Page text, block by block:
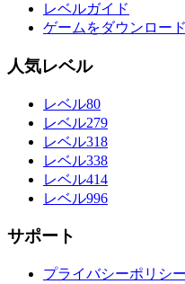
レベルガイド
ゲームをダウンロード
人気レベル
レベル80
レベル279
レベル318
レベル338
レベル414
レベル996
サポート
プライバシーポリシー